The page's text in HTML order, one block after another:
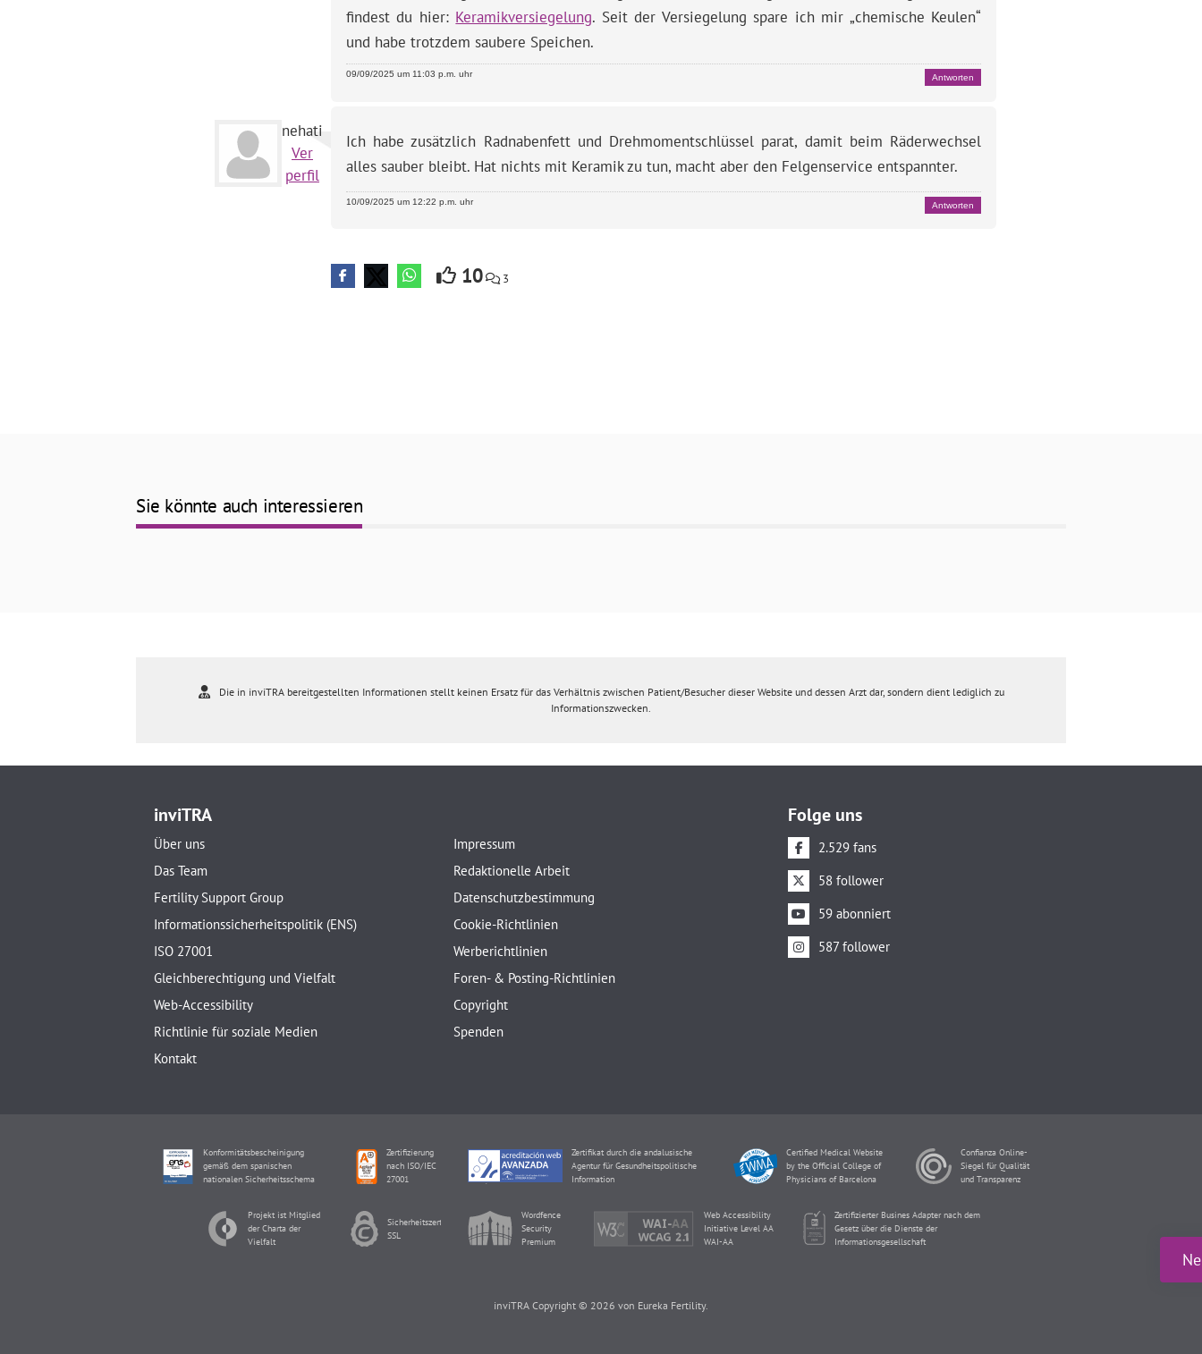
findest du hier: Keramikversiegelung. Seit der Versiegelung spare ich mir „chemische Keulen“
und habe trotzdem saubere Speichen.
09/09/2025 um 11:03 p.m. uhr Antworten
nehati
Ver
perfil
Ich habe zusätzlich Radnabenfett und Drehmomentschlüssel parat, damit beim Räderwechsel
alles sauber bleibt. Hat nichts mit Keramik zu tun, macht aber den Felgenservice entspannter.
10/09/2025 um 12:22 p.m. uhr Antworten
10 3
Sie könnte auch interessieren
Die in inviTRA bereitgestellten Informationen stellt keinen Ersatz für das Verhältnis zwischen Patient/Besucher dieser Website und dessen Arzt dar, sondern dient lediglich zu
Informationszwecken.
inviTRA
Über uns
Das Team
Fertility Support Group
Informationssicherheitspolitik (ENS)
ISO 27001
Gleichberechtigung und Vielfalt
Web-Accessibility
Richtlinie für soziale Medien
Kontakt
Impressum
Redaktionelle Arbeit
Datenschutzbestimmung
Cookie-Richtlinien
Werberichtlinien
Foren- & Posting-Richtlinien
Copyright
Spenden
Folge uns
2.529 fans
58 follower
59 abonniert
587 follower
Konformitätsbescheinigung
gemäß dem spanischen
nationalen Sicherheitsschema
Zertifizierung
nach ISO/IEC
27001
Zertifikat durch die andalusische
Agentur für Gesundheitspolitische
Information
Certified Medical Website
by the Official College of
Physicians of Barcelona
Confianza Online-
Siegel für Qualität
und Transparenz
Projekt ist Mitglied
der Charta der
Vielfalt
Sicherheitszertifikat
SSL
Wordfence
Security
Premium
Web Accessibility
Initiative Level AA
WAI-AA
Zertifizierter Busines Adapter nach dem
Gesetz über die Dienste der
Informationsgesellschaft
inviTRA Copyright © 2026 von Eureka Fertility.